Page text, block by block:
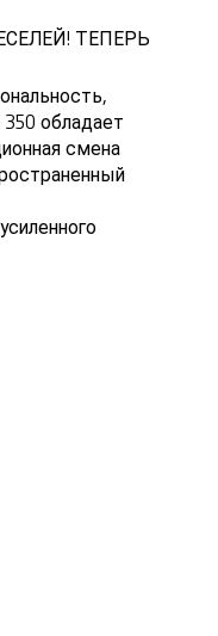
ТЕПЕРЬ
обладает
смена